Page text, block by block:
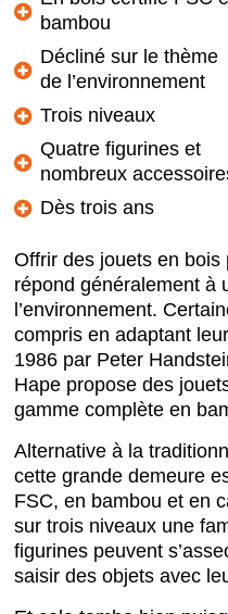
bambou
Décliné sur le thème
de l’environnement
Trois niveaux
Quatre figurines et
nombreux
Dès trois ans
Offrir des jouets en bois
répond généralement à
l’environnement.
compris en adaptant
1986 par Peter
Hape propose des
gamme complète en
Alternative à la
cette grande demeure
FSC, en bambou et en
sur trois niveaux une
figurines peuvent
saisir des objets avec